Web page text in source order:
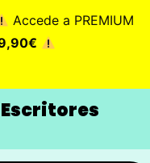
Accede a PREMIUM